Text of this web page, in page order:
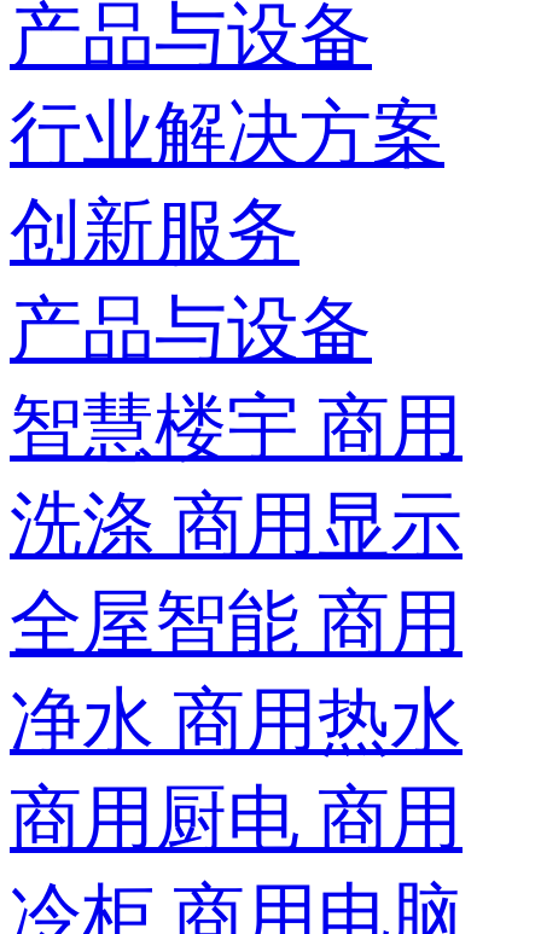
产品与设备
行业解决方案
创新服务
产品与设备
智慧楼宇 商用
洗涤 商用显示
全屋智能 商用
净水 商用热水
商用厨电 商用
冷柜 商用电脑